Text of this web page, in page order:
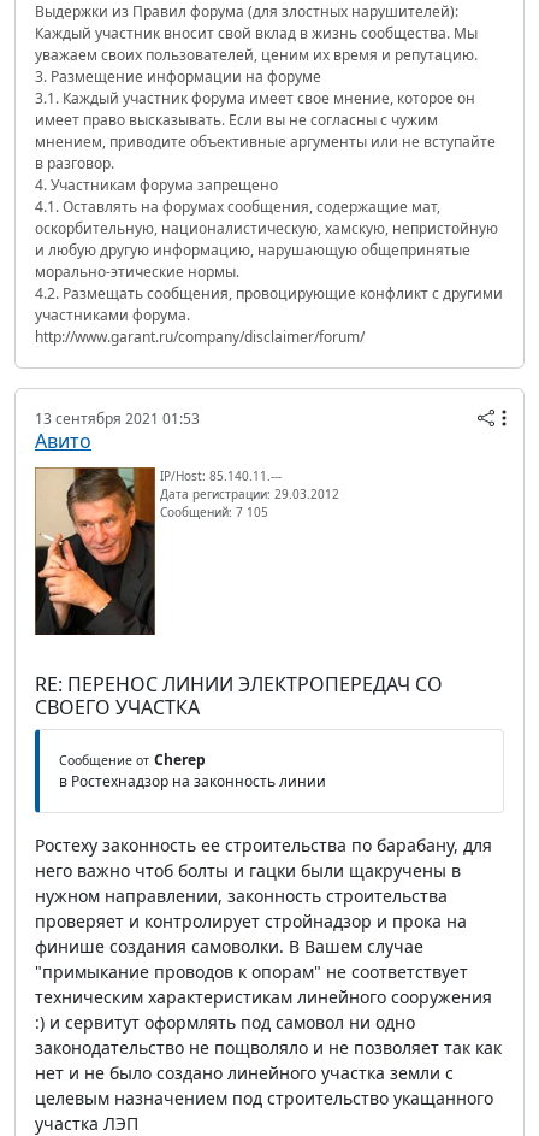
Выдержки из Правил форума (для злостных нарушителей):
Каждый участник вносит свой вклад в жизнь сообщества. Мы
уважаем своих пользователей, ценим их время и репутацию.
3. Размещение информации на форуме
3.1. Каждый участник форума имеет свое мнение, которое он
имеет право высказывать. Если вы не согласны с чужим
мнением, приводите объективные аргументы или не вступайте
в разговор.
4. Участникам форума запрещено
4.1. Оставлять на форумах сообщения, содержащие мат,
оскорбительную, националистическую, хамскую, непристойную
и любую другую информацию, нарушающую общепринятые
морально-этические нормы.
4.2. Размещать сообщения, провоцирующие конфликт с другими
участниками форума.
http://www.garant.ru/company/disclaimer/forum/
13 сентября 2021 01:53
Авито
IP/Host: 85.140.11.---
Дата регистрации: 29.03.2012
Сообщений: 7 105
RE: ПЕРЕНОС ЛИНИИ ЭЛЕКТРОПЕРЕДАЧ СО
СВОЕГО УЧАСТКА
Сообщение от Cherep
в Ростехнадзор на законность линии
Ростеху законность ее строительства по барабану, для
него важно чтоб болты и гацки были щакручены в
нужном направлении, законность строительства
проверяет и контролирует стройнадзор и прока на
финише создания самоволки. В Вашем случае
"примыкание проводов к опорам" не соответствует
техническим характеристикам линейного сооружения
:) и сервитут оформлять под самовол ни одно
законодательство не пощволяло и не позволяет так как
нет и не было создано линейного участка земли с
целевым назначением под строительство укащанного
участка ЛЭП